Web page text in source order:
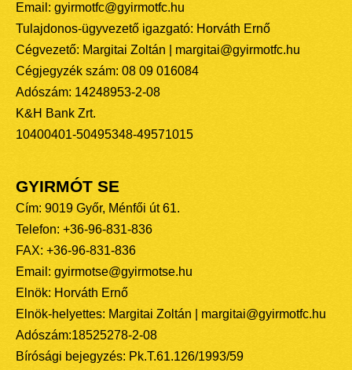
Email: gyirmotfc@gyirmotfc.hu
Tulajdonos-ügyvezető igazgató: Horváth Ernő
Cégvezető: Margitai Zoltán | margitai@gyirmotfc.hu
Cégjegyzék szám: 08 09 016084
Adószám: 14248953-2-08
K&H Bank Zrt.
10400401-50495348-49571015
GYIRMÓT SE
Cím: 9019 Győr, Ménfői út 61.
Telefon: +36-96-831-836
FAX: +36-96-831-836
Email: gyirmotse@gyirmotse.hu
Elnök: Horváth Ernő
Elnök-helyettes: Margitai Zoltán | margitai@gyirmotfc.hu
Adószám:18525278-2-08
Bírósági bejegyzés: Pk.T.61.126/1993/59